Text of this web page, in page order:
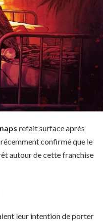
refait surface après
confirmé que le
autour de cette franchise
leur intention de porter